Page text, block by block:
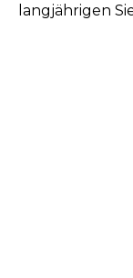
langjährigen